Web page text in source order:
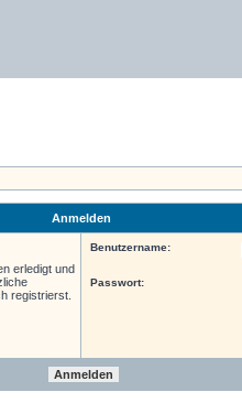
Anmelden
erledigt und
registrierst.
Benutzername:
Passwort: